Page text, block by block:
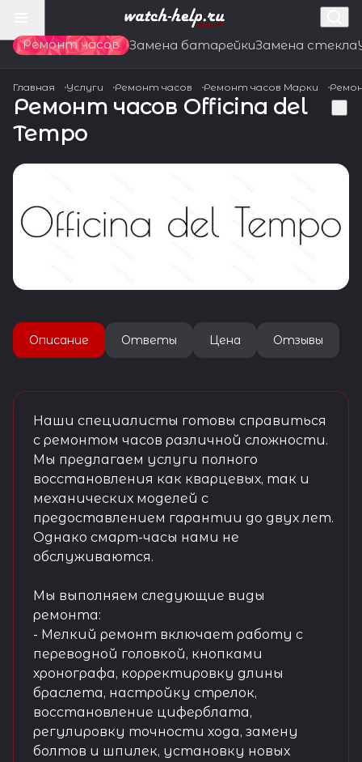
Ремонт часов Замена батарейкиЗамена стекла
Главная Услуги Ремонт часов Ремонт часов Марки
Ремонт часов Officina del
Tempo
Описание Ответы Цена Отзывы
Наши специалисты готовы справиться
с ремонтом часов различной сложности.
Мы предлагаем услуги полного
восстановления как кварцевых, так и
механических моделей с
предоставлением гарантии до двух лет.
Однако смарт-часы нами не
обслуживаются.
Мы выполняем следующие виды
ремонта:
- Мелкий ремонт включает работу с
переводной головкой, кнопками
хронографа, корректировку длины
браслета, настройку стрелок,
восстановление циферблата,
регулировку точности хода, замену
болтов и шпилек, установку новых